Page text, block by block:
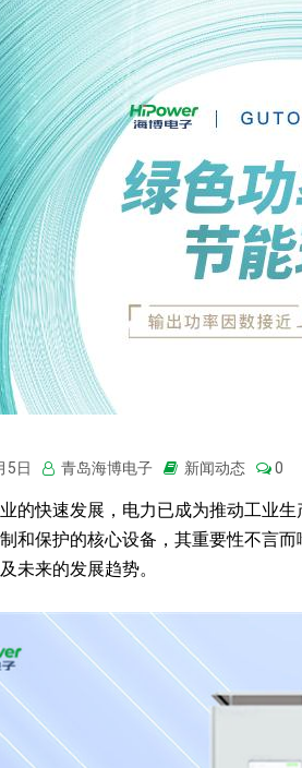
5日 青岛海博电子 新闻动态 0
的快速发展，电力已成为推动工业
和保护的核心设备，其重要性不言
未来的发展趋势。